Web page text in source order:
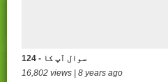
124 - سوال آپ کا
16,802 views | 8 years ago